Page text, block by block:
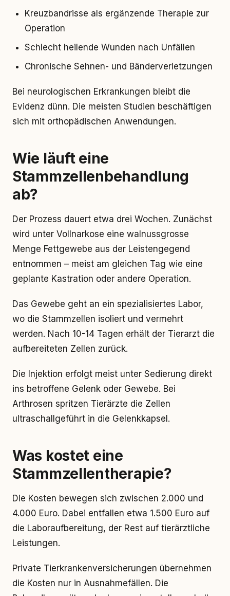
Kreuzbandrisse als ergänzende Therapie zur
Operation
Schlecht heilende Wunden nach Unfällen
Chronische Sehnen- und Bänderverletzungen
Bei neurologischen Erkrankungen bleibt die
Evidenz dünn. Die meisten Studien beschäftigen
sich mit orthopädischen Anwendungen.
Wie läuft eine
Stammzellenbehandlung
ab?
Der Prozess dauert etwa drei Wochen. Zunächst
wird unter Vollnarkose eine walnussgrosse
Menge Fettgewebe aus der Leistengegend
entnommen – meist am gleichen Tag wie eine
geplante Kastration oder andere Operation.
Das Gewebe geht an ein spezialisiertes Labor,
wo die Stammzellen isoliert und vermehrt
werden. Nach 10-14 Tagen erhält der Tierarzt die
aufbereiteten Zellen zurück.
Die Injektion erfolgt meist unter Sedierung direkt
ins betroffene Gelenk oder Gewebe. Bei
Arthrosen spritzen Tierärzte die Zellen
ultraschallgeführt in die Gelenkkapsel.
Was kostet eine
Stammzellentherapie?
Die Kosten bewegen sich zwischen 2.000 und
4.000 Euro. Dabei entfallen etwa 1.500 Euro auf
die Laboraufbereitung, der Rest auf tierärztliche
Leistungen.
Private Tierkrankenversicherungen übernehmen
die Kosten nur in Ausnahmefällen. Die